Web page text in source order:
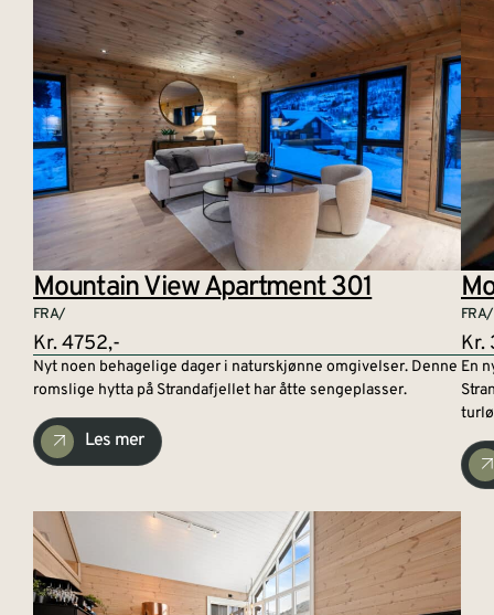
Mountain View Apartment 301
FRA/
Kr. 4752,-
Nyt noen behagelige dager i naturskjønne omgivelser. Denne
romslige hytta på Strandafjellet har åtte sengeplasser.
Les mer
FRA/
Kr.
En